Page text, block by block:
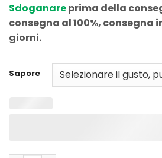
Sdoganareprima della
consegna al 100%, consegna
giorni.
Sapore